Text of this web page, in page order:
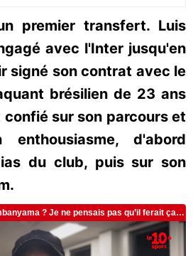
premier transfert. Luis
avec l'Inter jusqu'en
signé son contrat avec le
brésilien de 23 ans
sur son parcours et
d'abord
du club, puis sur son